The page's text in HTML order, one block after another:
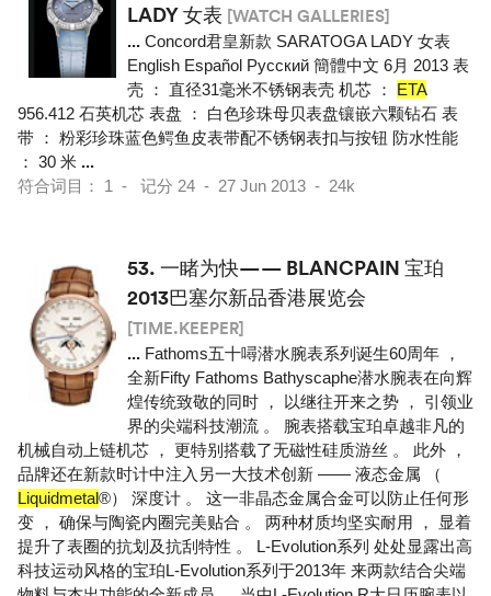
LADY 女表 [WATCH GALLERIES]
... Concord君皇新款 SARATOGA LADY 女表
English Español Pусский 簡體中文 6月 2013 表
壳 ： 直径31毫米不锈钢表壳 机芯 ： ETA
956.412 石英机芯 表盘 ： 白色珍珠母贝表盘镶嵌六颗钻石 表
带 ： 粉彩珍珠蓝色鳄鱼皮表带配不锈钢表扣与按钮 防水性能
： 30 米 ...
符合词目： 1 - 记分 24 - 27 Jun 2013 - 24k
53. 一睹为快—— BLANCPAIN 宝珀
2013巴塞尔新品香港展览会
[TIME.KEEPER]
... Fathoms五十噚潜水腕表系列诞生60周年 ，
全新Fifty Fathoms Bathyscaphe潜水腕表在向辉
煌传统致敬的同时 ， 以继往开来之势 ， 引领业
界的尖端科技潮流 。 腕表搭载宝珀卓越非凡的
机械自动上链机芯 ， 更特别搭载了无磁性硅质游丝 。 此外 ，
品牌还在新款时计中注入另一大技术创新 —— 液态金属 （
Liquidmetal®） 深度计 。 这一非晶态金属合金可以防止任何形
变 ， 确保与陶瓷内圈完美贴合 。 两种材质均坚实耐用 ， 显着
提升了表圈的抗划及抗刮特性 。 L-Evolution系列 处处显露出高
科技运动风格的宝珀L-Evolution系列于2013年 来两款结合尖端